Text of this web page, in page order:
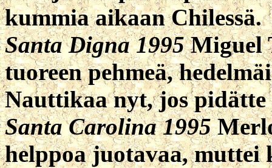
kummia aikaan Chilessä.
Santa Digna 1995Miguel
tuoreen pehmeä,
Nauttikaa nyt, jos pidätte
Santa Carolina 1995
helppoa juotavaa,